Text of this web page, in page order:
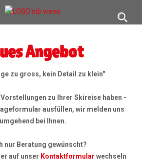
Angebot
zu gross, kein Detail zu klein"
zu Ihrer Skireise haben -
ausfüllen, wir melden uns
umgehend bei Ihnen.
nur Beratung gewünscht?
auf unser Kontaktformular wechseln